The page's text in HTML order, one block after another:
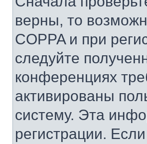
верны, то
COPPA и при
следуйте
конференциях
активированы
систему. Эта
регистрации.